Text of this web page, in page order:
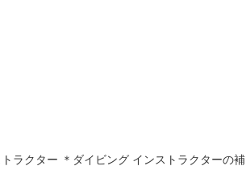
ラクター ＊ダイビング インストラクターの補